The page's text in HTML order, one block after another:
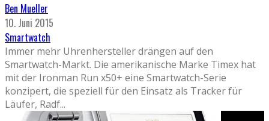
Ben Mueller
10. Juni 2015
Smartwatch
Immer mehr Uhrenhersteller drängen auf den
Smartwatch-Markt. Die amerikanische Marke Timex hat
mit der Ironman Run x50+ eine Smartwatch-Serie
konzipert, die speziell für den Einsatz als Tracker für
Läufer, Radf...